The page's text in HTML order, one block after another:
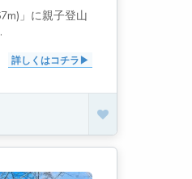
」に親子登山
詳しくはコチラ